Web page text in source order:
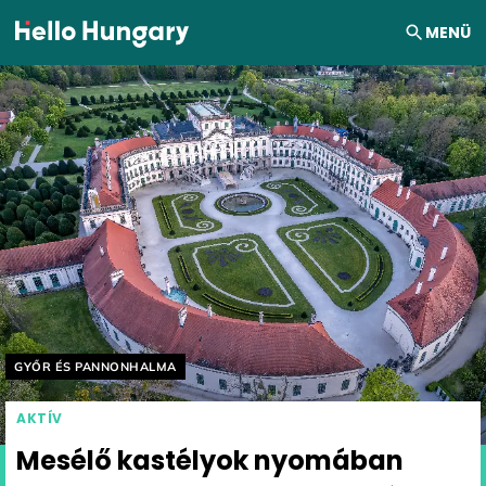
Ugrás a tartalomhoz MENÜ
Helyszín címkék:
GYŐR ÉS PANNONHALMA
AKTÍV
Mesélő kastélyok nyomában